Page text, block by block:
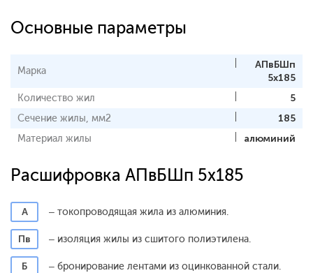
Основные параметры
Марка
АПвБШп
5x185
Количество жил
5
Сечение жилы, мм2
185
Материал жилы
алюминий
Расшифровка АПвБШп 5x185
А – токопроводящая жила из алюминия.
Пв – изоляция жилы из сшитого полиэтилена.
Б – бронирование лентами из оцинкованной стали.